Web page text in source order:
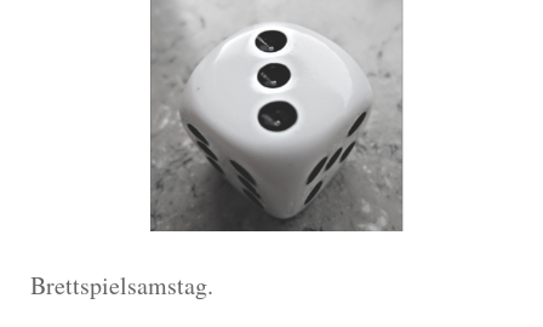
Brettspielsamstag.